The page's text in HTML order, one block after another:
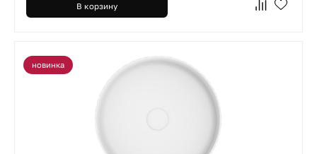
В корзину
новинка